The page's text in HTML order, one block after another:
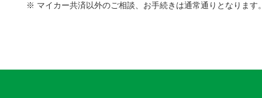
※ マイカー共済以外のご相談、お手続きは通常通りとなります